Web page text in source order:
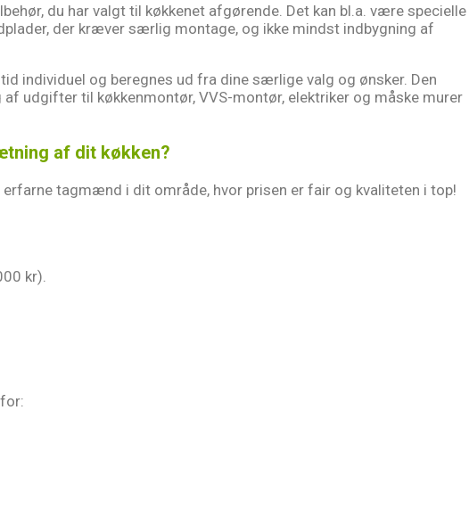
du har valgt til køkkenet afgørende. Det kan bl.a. være specielle
der kræver særlig montage, og ikke mindst indbygning af
individuel og beregnes ud fra dine særlige valg og ønsker. Den
udgifter til køkkenmontør, VVS-montør, elektriker og måske murer
af dit køkken?
tagmænd i dit område, hvor prisen er fair og kvaliteten i top!
kr).